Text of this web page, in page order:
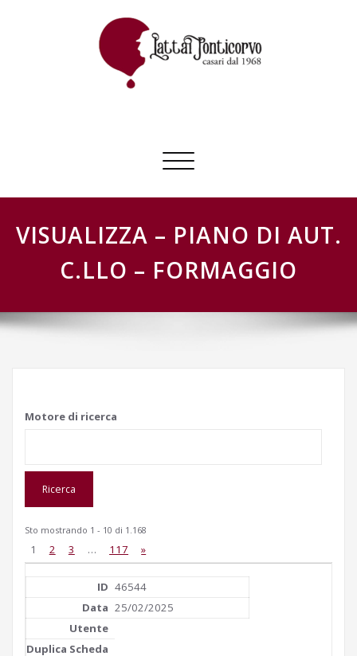
Commuta
navigazione
VISUALIZZA – PIANO DI AUT.
C.LLO – FORMAGGIO
Motore di ricerca
Sto mostrando 1 - 10 di 1.168
1 2 3 … 117 »
46544
25/02/2025